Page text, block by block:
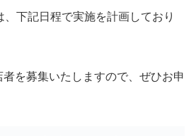
下記日程で実施を計画しており
を募集いたしますので、ぜひお申